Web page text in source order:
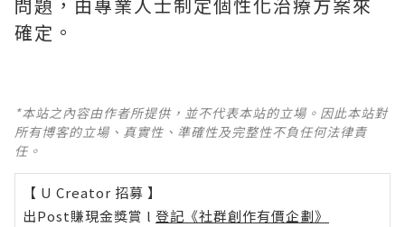
確定。
*本站之內容由作者所提供，並不代表本站的立場。因此本站對
所有博客的立場、真實性、準確性及完整性不負任何法律責
任。
【 U Creator 招募 】
出Post賺現金獎賞 l 登記《社群創作有價企劃》